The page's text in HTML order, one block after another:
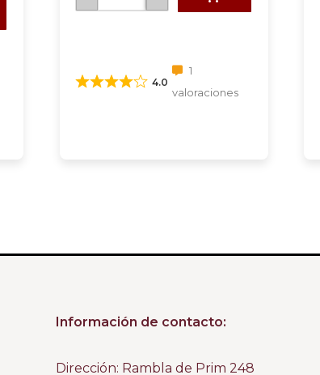
4.0
1
valoraciones
Información de contacto:
Dirección: Rambla de Prim 248